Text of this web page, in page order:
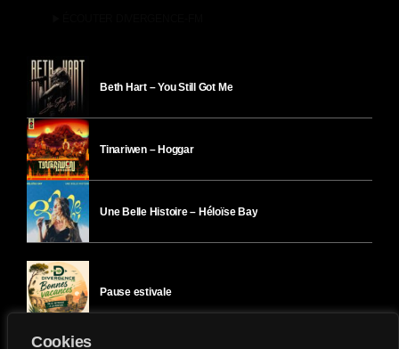
Cookies
Beth Hart – You Still Got Me
Tinariwen – Hoggar
Une Belle Histoire – Héloïse Bay
Pause estivale